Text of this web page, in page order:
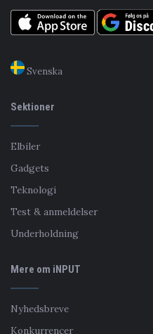
Svenska
Sektioner
Elbiler
Gadgets
Teknologi
Test & anmeldelser
Underholdning
Mere om iNPUT
Nyhedsbreve
Konkurrencer